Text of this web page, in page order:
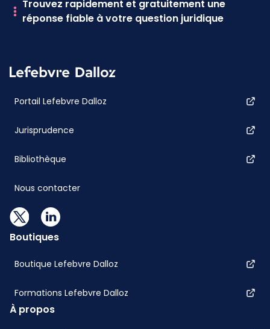
Trouvez rapidement et gratuitement une
réponse fiable à votre question juridique
Portail Lefebvre Dalloz
Jurisprudence
Bibliothèque
Nous contacter
Boutiques
Boutique Lefebvre Dalloz
Formations Lefebvre Dalloz
À propos